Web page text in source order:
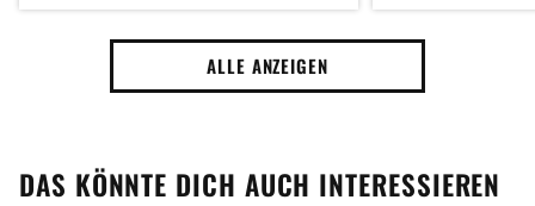
ALLE ANZEIGEN
DAS KÖNNTE DICH AUCH INTERESSIEREN